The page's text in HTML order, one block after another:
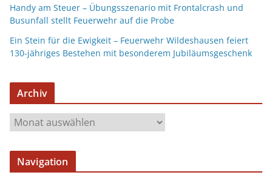
Handy am Steuer – Übungsszenario mit Frontalcrash und
Busunfall stellt Feuerwehr auf die Probe
Ein Stein für die Ewigkeit – Feuerwehr Wildeshausen feiert
130-jähriges Bestehen mit besonderem Jubiläumsgeschenk
Archiv
Navigation